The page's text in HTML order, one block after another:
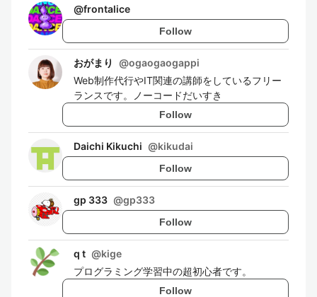
@frontalice
Follow
おがまり @ogaogaogappi
Web制作代行やIT関連の講師をしているフリー
ランスです。ノーコードだいすき
Follow
Daichi Kikuchi @kikudai
Follow
gp 333 @gp333
Follow
q t @kige
プログラミング学習中の超初心者です。
Follow